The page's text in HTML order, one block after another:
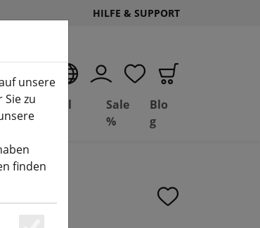
HILFE & SUPPORT
Basil
Sale
%
Blo
g
unsere
zu
finden